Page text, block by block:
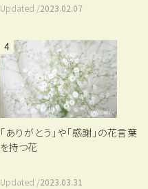
Updated /2023.02.07
4
「ありがとう」や「感謝」の花言葉
を持つ花
Updated /2023.03.31